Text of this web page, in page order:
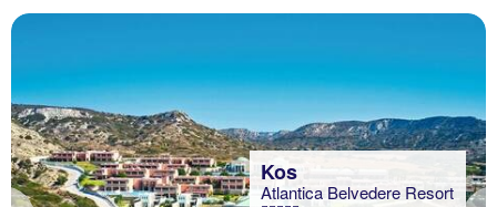
Kos
Atlantica Belvedere Resort